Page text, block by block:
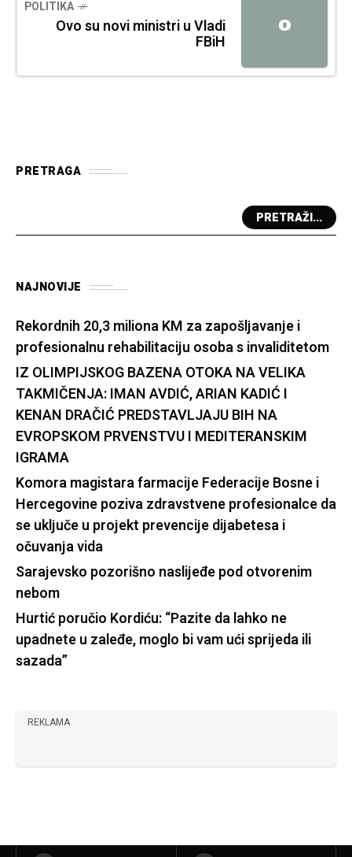
O
POLITIKA
Ovo su novi ministri u Vladi
FBiH
PRETRAGA
PRETRAŽI...
NAJNOVIJE
Rekordnih 20,3 miliona KM za zapošljavanje i
profesionalnu rehabilitaciju osoba s invaliditetom
IZ OLIMPIJSKOG BAZENA OTOKA NA VELIKA
TAKMIČENJA: IMAN AVDIĆ, ARIAN KADIĆ I
KENAN DRAČIĆ PREDSTAVLJAJU BIH NA
EVROPSKOM PRVENSTVU I MEDITERANSKIM
IGRAMA
Komora magistara farmacije Federacije Bosne i
Hercegovine poziva zdravstvene profesionalce da
se uključe u projekt prevencije dijabetesa i
očuvanja vida
Sarajevsko pozorišno naslijeđe pod otvorenim
nebom
Hurtić poručio Kordiću: “Pazite da lahko ne
upadnete u zaleđe, moglo bi vam ući sprijeda ili
sazada”
REKLAMA